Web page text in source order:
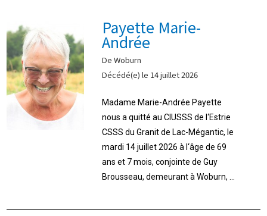
Payette Marie-
Andrée
De Woburn
Décédé(e) le 14 juillet 2026
Madame Marie-Andrée Payette
nous a quitté au CIUSSS de l‘Estrie
CSSS du Granit de Lac-Mégantic, le
mardi 14 juillet 2026 à l‘âge de 69
ans et 7 mois, conjointe de Guy
Brousseau, demeurant à Woburn, ...